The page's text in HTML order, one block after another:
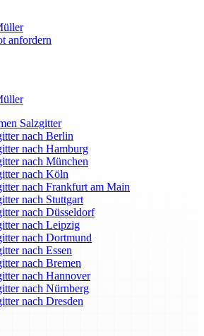
anfordern
Salzgitter
nach Berlin
nach Hamburg
nach München
nach Köln
nach Frankfurt am Main
nach Stuttgart
nach Düsseldorf
nach Leipzig
nach Dortmund
nach Essen
nach Bremen
nach Hannover
nach Nürnberg
nach Dresden